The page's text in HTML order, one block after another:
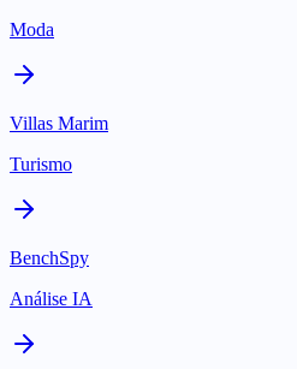
Moda
Villas Marim
Turismo
BenchSpy
Análise IA